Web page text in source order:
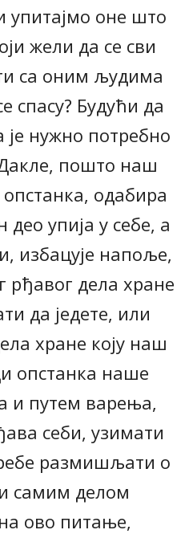
оне што
жели да се сви
са оним људима
спасу? Будући да
нужно потребно
пошто наш
одабира
упија у себе, а
избацује напоље,
рђавог дела хране
да једете, или
хране коју наш
опстанка наше
и путем варења,
себи, узимати
размишљати о
самим делом
ово питање,